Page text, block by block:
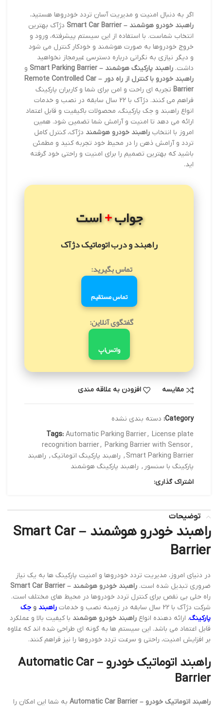
اگر به دنبال امنیت و مدیریت آسان تردد خودروها هستید،
راهبند خودرو هوشمند – Smart Car Barrier
دژآک بهترین
انتخاب شماست. با استفاده از این سیستم پیشرفته، ورود و
خروج خودروها به صورت هوشمند و خودکار کنترل می شود
و دیگر نیازی به نگرانی درباره دسترسی غیرمجاز نخواهید
داشت. راهبند پارکینگ هوشمند – Smart Parking Barrier
و
راهبند خودرو با کنترل از راه دور – Remote Controlled Car
Barrier تجربه ای راحت و امن برای شما و کاربران پارکینگ
فراهم می کنند. دژآک با 22 سال سابقه در نصب و خدمات
انواع راهبند و جک پارکینگ، محصولات باکیفیت و قابل اعتماد
ارائه می دهد تا امنیت و آرامش شما تضمین شود. همین
امروز با انتخاب راهبند خودرو هوشمند دژآک، کنترل کامل
تردد و آرامش ذهن را در محیط خود تجربه کنید و مطمئن
باشید که بهترین تصمیم را برای امنیت و راحتی خود گرفته
اید.
جواب+است
راهبند و درب اتوماتیک دژآک
تماس بگیرید:
تماس مستقیم
گفتگوی آنلاین:
واتس‌اپ
مقایسه افزودن به علاقه مندی
Category: دسته بندی نشده
Tags: Automatic Parking Barrier, License plate
recognition barrier, Parking Barrier with Sensor,
Smart Parking Barrier
, راهبند پارکینگ اتوماتیک, راهبند
پارکینگ با سنسور , راهبند پارکینگ هوشمند
اشتراک گذاری:
توضیحات
راهبند خودرو هوشمند – Smart Car
Barrier
در دنیای امروز، مدیریت تردد خودروها و امنیت پارکینگ ها به یک نیاز
ضروری تبدیل شده است. راهبند خودرو هوشمند – Smart Car Barrier
راه حلی بی نقص برای کنترل تردد خودروها در محیط های مختلف است.
شرکت دژآک با 22 سال سابقه در زمینه نصب و خدمات
راهبند و جک
پارکینگ، ارائه دهنده انواع راهبند خودرو هوشمند با کیفیت بالا و عملکرد
قابل اعتماد می باشد. این سیستم ها به گونه ای طراحی شده اند که علاوه
بر افزایش امنیت، راحتی و سرعت تردد خودروها را نیز فراهم کنند.
راهبند اتوماتیک خودرو – Automatic Car
Barrier
راهبند اتوماتیک خودرو – Automatic Car Barrier
به شما این امکان را